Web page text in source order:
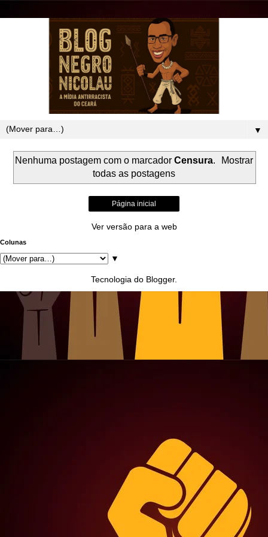
▼
Nenhuma postagem com o marcador Censura.
Mostrar
todas as postagens
Página inicial
Ver versão para a web
Colunas
▼
Tecnologia do Blogger.